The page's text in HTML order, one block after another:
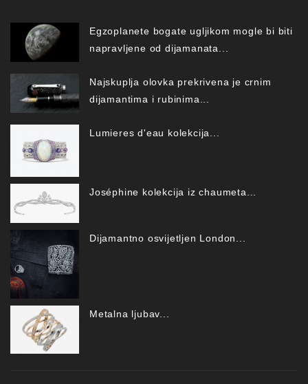
Egzoplanete bogate ugljikom mogle bi biti
napravljene od dijamanata...
Najskuplja olovka prekrivena je crnim
dijamantima i rubinima...
Lumieres d'eau kolekcija...
Joséphine kolekcija iz chaumeta...
Dijamantno osvijetljen London...
Metalna ljubav...